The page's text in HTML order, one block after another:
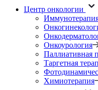
Центр онкологии
Онкоурология
Паллиативная
Таргетная
Химиотерапия